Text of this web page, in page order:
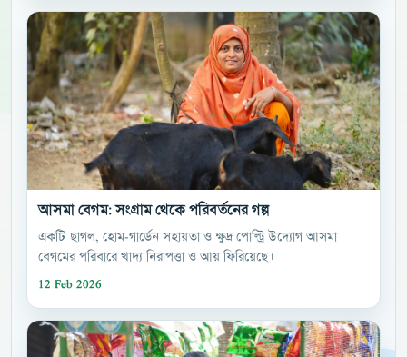
আসমা বেগম: সংগ্রাম থেকে পরিবর্তনের গল্প
একটি ছাগল, হোম-গার্ডেন সহায়তা ও ক্ষুদ্র পোল্ট্রি উদ্যোগ আসমা
বেগমের পরিবারে খাদ্য নিরাপত্তা ও আয় ফিরিয়েছে।
12 Feb 2026